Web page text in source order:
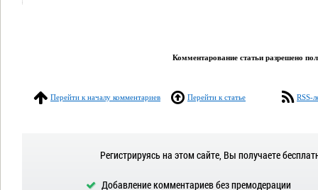
Комментарование статьи разрешено
Перейти к началу комментариев Перейти к статье RSS-
Регистрируясь на этом сайте, Вы получаете
Добавление комментариев без премодерации